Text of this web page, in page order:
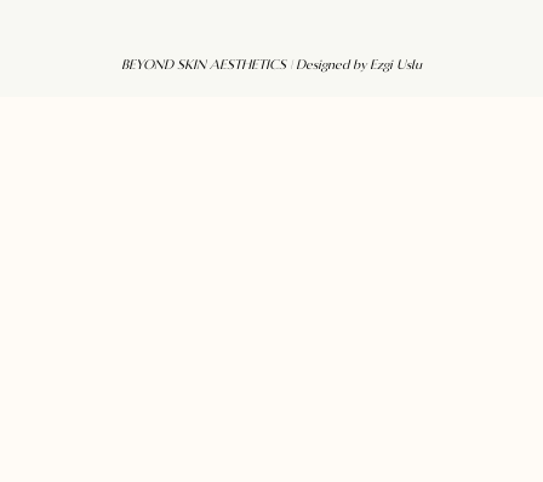
BEYOND SKIN AESTHETICS | Designed byEzgi Uslu